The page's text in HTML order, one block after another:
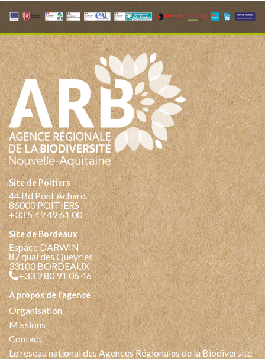
Site de Poitiers
44 Bd Pont Achard
86000 POITIERS
+33 5 49 49 61 00
Site de Bordeaux
Espace DARWIN
87 quai des Queyries
33100 BORDEAUX
+33 9 80 91 06 46
à propos de l’agence
Organisation
Missions
Contact
Le réseau national des Agences Régionales de la Biodiversité